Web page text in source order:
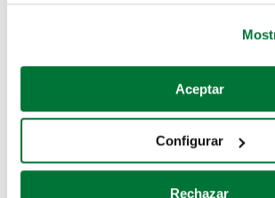
Si lo permite, también quisiéramos:
Recopilar información sobre su
Identificar su dispositivo
para buscar características
Aceptar
Configurar
Rechazar
Coches de segunda mano
Coches de km0